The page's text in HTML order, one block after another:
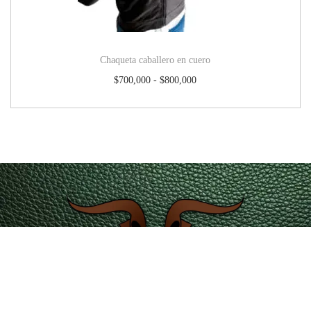
Chaqueta caballero en cuero
$700,000 - $800,000